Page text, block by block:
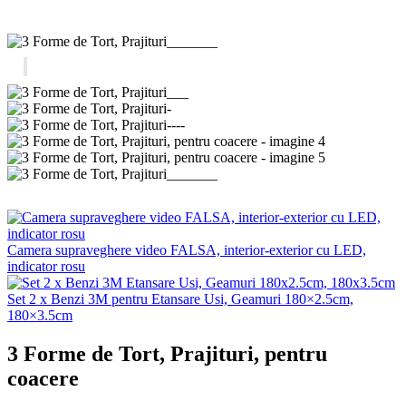
Camera supraveghere video FALSA, interior-exterior cu LED,
indicator rosu
Set 2 x Benzi 3M pentru Etansare Usi, Geamuri 180×2.5cm,
180×3.5cm
3 Forme de Tort, Prajituri, pentru
coacere